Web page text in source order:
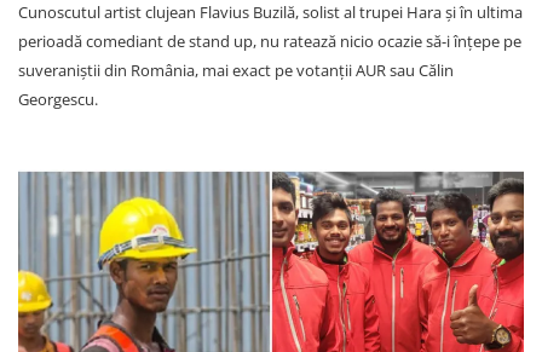
Cunoscutul artist clujean Flavius Buzilă, solist al trupei Hara și în ultima
perioadă comediant de stand up, nu ratează nicio ocazie să-i înțepe pe
suveraniștii din România, mai exact pe votanții AUR sau Călin
Georgescu.